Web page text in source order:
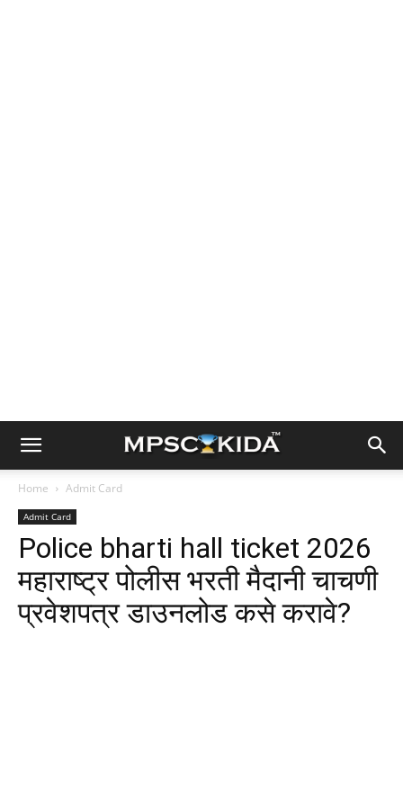
Home Admit Card
Admit Card
Police bharti hall ticket 2026
महाराष्ट्र पोलीस भरती मैदानी चाचणी
प्रवेशपत्र डाउनलोड कसे करावे?